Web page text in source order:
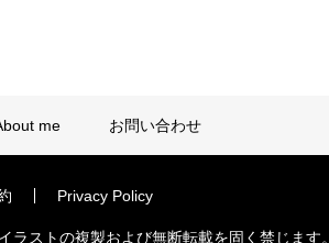
me お問い合わせ
Privacy Policy
ラストの複製および無断転載を固く禁じます。